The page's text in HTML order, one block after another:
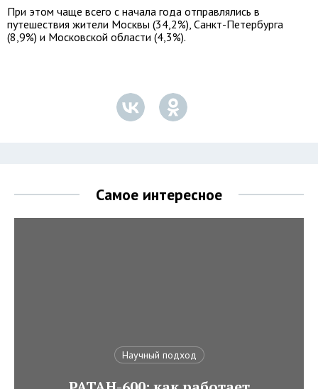
При этом чаще всего с начала года отправлялись в
путешествия жители Москвы (34,2%), Санкт-Петербурга
(8,9%) и Московской области (4,3%).
Самое интересное
Научный подход